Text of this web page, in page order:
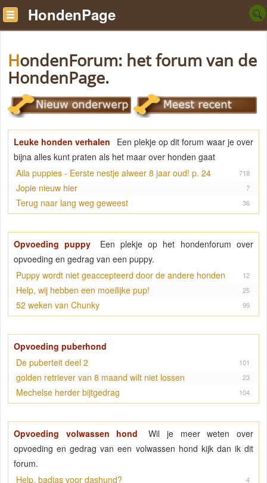
HondenPage
HondenForum: het forum van de
HondenPage.
Leuke honden verhalen
Een plekje op dit forum waar je over
bijna alles kunt praten als het maar over honden gaat
718
Aila puppies - Eerste nestje alweer 8 jaar oud! p. 24
7
Jopie nieuw hier
36
Terug naar lang weg geweest
Opvoeding puppy
Een plekje op het hondenforum over
opvoeding en gedrag van een puppy.
12
Puppy wordt niet geaccepteerd door de andere honden
25
Help, wij hebben een moeilijke pup!
99
52 weken van Chunky
Opvoeding puberhond
101
De puberteit deel 2
23
golden retriever van 8 maand wilt niet lossen
104
Mechelse herder bijtgedrag
Opvoeding volwassen hond
Wil je meer weten over
opvoeding en gedrag van een volwassen hond kijk dan ik dit
forum.
4
Help, badjas voor dashund?